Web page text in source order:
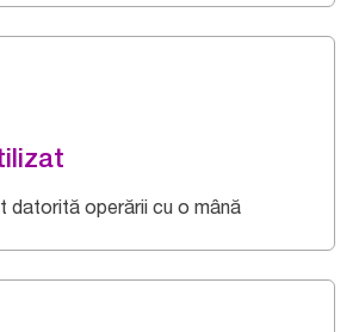
datorită operării cu o mână